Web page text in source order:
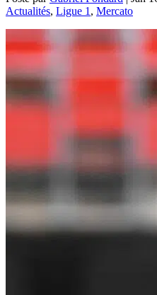
Actualités, Ligue 1 , Mercato